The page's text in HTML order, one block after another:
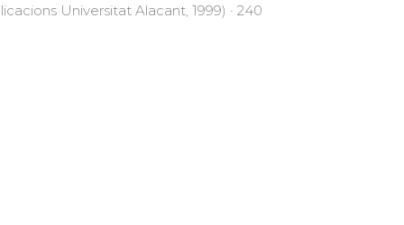
Universitat Alacant, 1999) · 240